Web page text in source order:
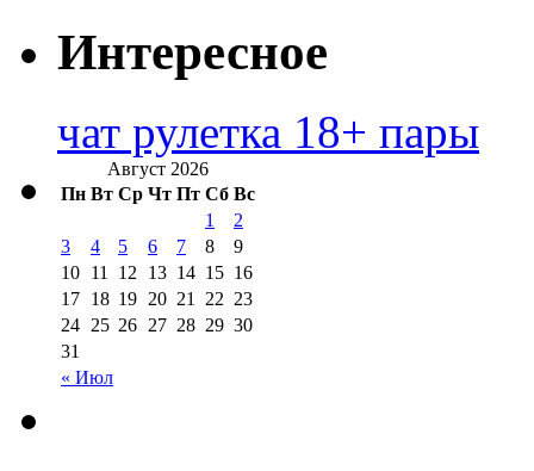
Интересное
чат рулетка 18+ пары
Август 2026
Пн Вт Ср Чт Пт Сб Вс
« Июл
1
2
3
4 5 6 7 8
9
10 11 12 13 14 15 16
17 18 19 20 21 22 23
24 25 26 27 28 29 30
31